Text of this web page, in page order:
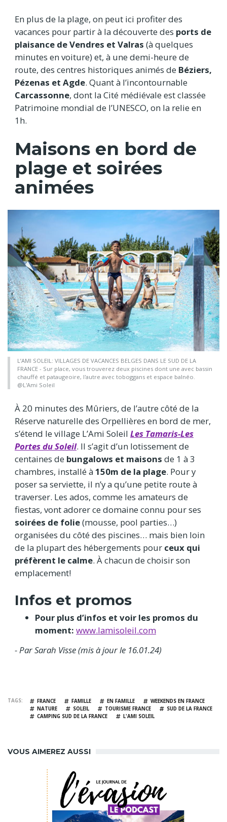
En plus de la plage, on peut ici profiter des
vacances pour partir à la découverte des ports de
plaisance de Vendres et Valras (à quelques
minutes en voiture) et, à une demi-heure de
route, des centres historiques animés de Béziers,
Pézenas et Agde. Quant à l’incontournable
Carcassonne, dont la Cité médiévale est classée
Patrimoine mondial de l’UNESCO, on la relie en
1h.
Maisons en bord de
plage et soirées
animées
L’AMI SOLEIL: VILLAGES DE VACANCES BELGES DANS LE SUD DE LA
FRANCE - Sur place, vous trouverez deux piscines dont une avec bassin
chauffé et pataugeoire, l'autre avec toboggans et espace balnéo.
@L'Ami Soleil
À 20 minutes des Mûriers, de l’autre côté de la
Réserve naturelle des Orpellières en bord de mer,
s’étend le village L’Ami Soleil Les Tamaris-Les
Portes du Soleil. Il s’agit d’un lotissement de
centaines de bungalows et maisons de 1 à 3
chambres, installé à150m de la plage. Pour y
poser sa serviette, il n’y a qu’une petite route à
traverser. Les ados, comme les amateurs de
fiestas, vont adorer ce domaine connu pour ses
soirées de folie(mousse, pool parties…)
organisées du côté des piscines… mais bien loin
de la plupart des hébergements pour ceux qui
préfèrent le calme. À chacun de choisir son
emplacement!
Infos et promos
Pour plus d’infos et voir les promos du
moment: www.lamisoleil.com
- Par Sarah Visse (mis à jour le 16.01.24)
TAGS FRANCE FAMILLE EN FAMILLE
WEEKENDS EN FRANCE
NATURE
SOLEIL TOURISME FRANCE
SUD DE LA FRANCE
CAMPING SUD DE LA FRANCE
L'AMI SOLEIL
VOUS AIMEREZ AUSSI